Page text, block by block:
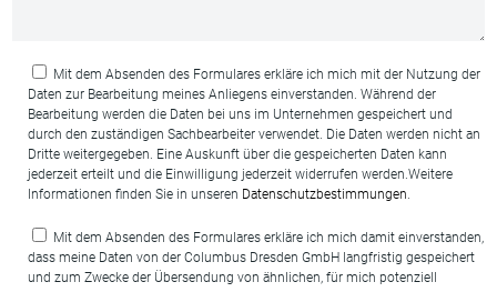
Mit dem Absenden des Formulares erkläre ich mich mit der Nutzung der
Daten zur Bearbeitung meines Anliegens einverstanden. Während der
Bearbeitung werden die Daten bei uns im Unternehmen gespeichert und
durch den zuständigen Sachbearbeiter verwendet. Die Daten werden nicht an
Dritte weitergegeben. Eine Auskunft über die gespeicherten Daten kann
jederzeit erteilt und die Einwilligung jederzeit widerrufen werden.Weitere
Informationen finden Sie in unseren Datenschutzbestimmungen
Mit dem Absenden des Formulares erkläre ich mich damit einverstanden,
dass meine Daten von der Columbus Dresden GmbH langfristig gespeichert
und zum Zwecke der Übersendung von ähnlichen, für mich potenziell